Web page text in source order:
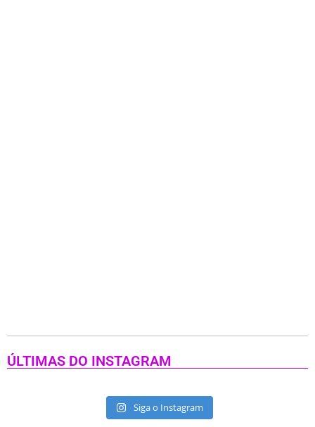
ÚLTIMAS DO INSTAGRAM
Siga o Instagram